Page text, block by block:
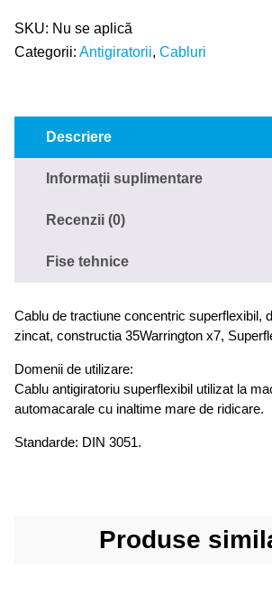
SKU: Nu se aplică
Categorii: Antigiratorii, Cabluri
Descriere
Informații suplimentare
Recenzii (0)
Fise tehnice
Cablu de tractiune concentric superflexibil,
zincat, constructia 35Warrington x7,
Domenii de utilizare:
Cablu antigiratoriu superflexibil utilizat la
automacarale cu inaltime mare de ridicare.
Standarde: DIN 3051.
Produse